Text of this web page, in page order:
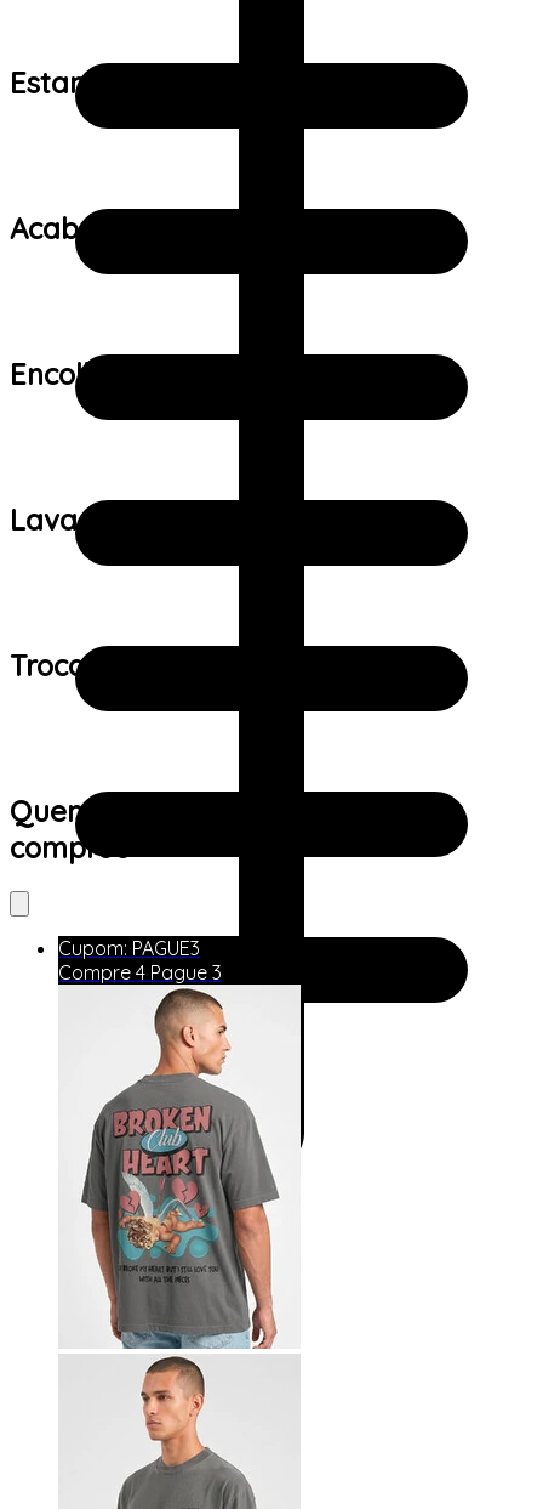
Estampa:
Acabamento:
Encolhimento:
Lavagem:
Trocas e devoluções:
Quem viu este produto também
comprou